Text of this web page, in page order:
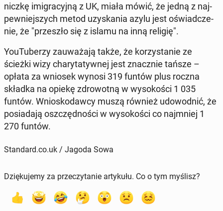
nicz­kę imi­gra­cyj­ną z UK, miała mówić, że jedną z naj­
pew­niej­szych metod uzy­ska­nia azylu jest oświad­cze­
nie, że "prze­szło się z islamu na inną religię".
YouTu­be­rzy za­uwa­ża­ją także, że ko­rzy­sta­nie ze
ścieżki wizy cha­ry­ta­tyw­nej jest znacz­nie tańsze –
opłata za wniosek wynosi 319 funtów plus roczna
składka na opiekę zdro­wot­ną w wy­so­ko­ści 1 035
funtów. Wnio­sko­daw­cy muszą również udo­wod­nić, że
po­sia­da­ją oszczęd­no­ści w wy­so­ko­ści co naj­mniej 1
270 funtów.
Standard.co.uk / Jagoda Sowa
Dziękujemy za przeczytanie artykułu. Co o tym myślisz?